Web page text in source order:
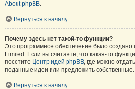
About phpBB.
Вернуться к началу
Почему здесь нет такой-то функции?
Это программное обеспечение было создано
Limited. Если вы считаете, что какая-то
посетите Центр идей phpBB, где можно
поданные идеи или предложить собственные.
Вернуться к началу